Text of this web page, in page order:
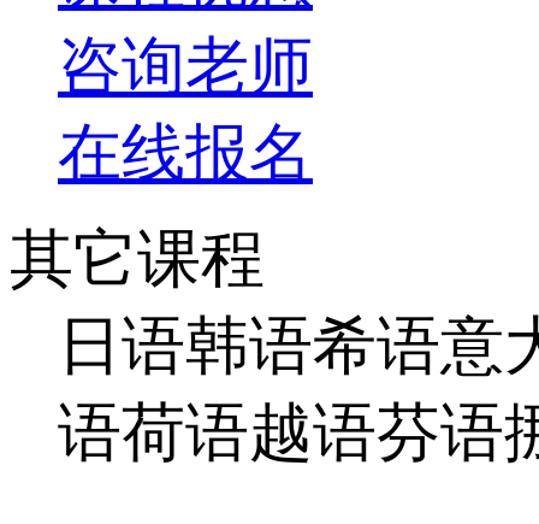
咨询老师
在线报名
其它课程
日语韩语希语意
语荷语越语芬语